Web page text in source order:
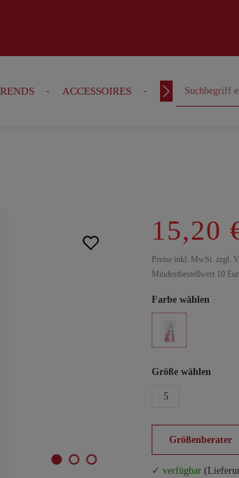
ACCESSOIRES OUTFITS
15,20
Preise inkl. MwSt. zzgl.
Mindestbestellwert 10
Farbe wählen
Größe wählen
5
Größenberater
✓ verfügbar